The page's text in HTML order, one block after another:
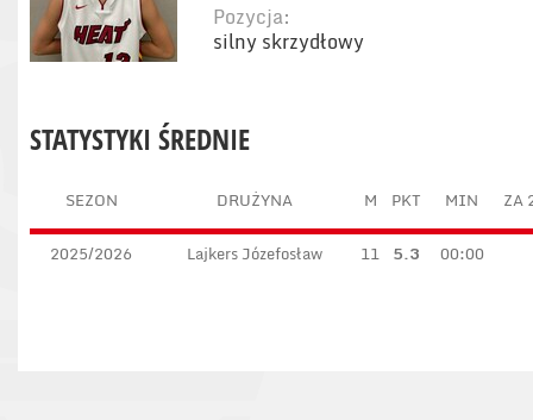
Pozycja:
silny skrzydłowy
STATYSTYKI ŚREDNIE
SEZON DRUŻYNA M PKT MIN ZA
2025/2026 Lajkers Józefosław 11 5.3 00:00